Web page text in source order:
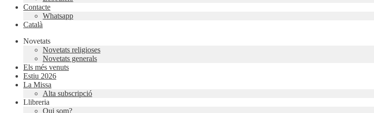
Contacte
Whatsapp
Català
Novetats
Novetats religioses
Novetats generals
Els més venuts
Estiu 2026
La Missa
Alta subscripció
Llibreria
Qui som?